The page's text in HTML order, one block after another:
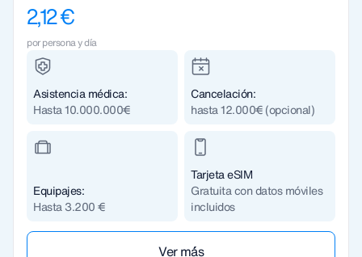
2,12 €
por persona y día
Asistencia médica:
Hasta 10.000.000€
Cancelación:
hasta 12.000€ (opcional)
Equipajes:
Hasta 3.200 €
Tarjeta eSIM
Gratuita con datos móviles
incluidos
Ver m´ás